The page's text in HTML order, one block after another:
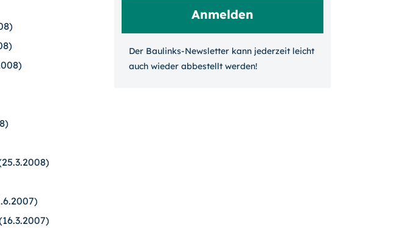
Der Baulinks-Newsletter kann jeder­zeit leicht
auch wieder ab­bestellt werden!